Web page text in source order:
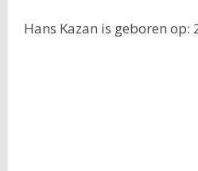
Hans Kazan is geboren op: